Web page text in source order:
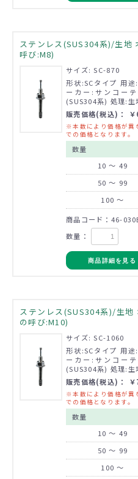
ステンレス(SUS304系)/生地
呼び:M8)
サイズ: SC-870
形状:SCタイプ 用
ーカー:サンコー
(SUS304系) 処理:生
販売価格(税込)：
※本数により価格が異
での価格となります。
数量
10 ～ 49
50 ～ 99
100 ～
商品コード：46-
数量：
商品詳細を見る
ステンレス(SUS304系)/生地
の呼び:M10)
サイズ: SC-1060
形状:SCタイプ 用
ーカー:サンコー
(SUS304系) 処理:生
販売価格(税込)：
※本数により価格が異
での価格となります。
数量
10 ～ 49
50 ～ 99
100 ～